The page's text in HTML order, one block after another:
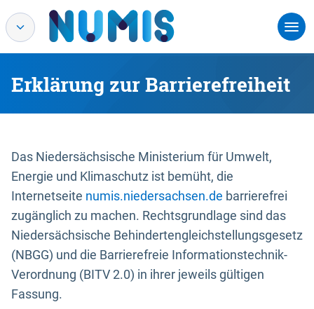
Erklärung zur Barrierefreiheit
Das Niedersächsische Ministerium für Umwelt,
Energie und Klimaschutz ist bemüht, die
Internetseite numis.niedersachsen.de barrierefrei
zugänglich zu machen. Rechtsgrundlage sind das
Niedersächsische Behindertengleichstellungsgesetz
(NBGG) und die Barrierefreie Informationstechnik-
Verordnung (BITV 2.0) in ihrer jeweils gültigen
Fassung.